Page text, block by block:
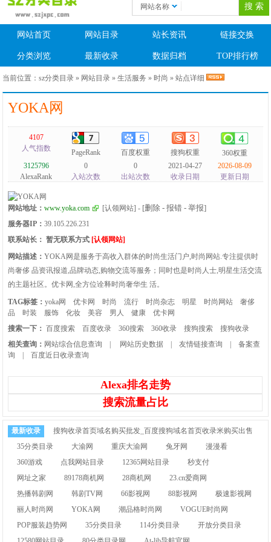
网站名称
网站首页 网站目录 站长资讯 链接交换
分类浏览 最新收录 数据归档 TOP排行榜
当前位置：sz分类目录 » 网站目录 »生活服务 » 时尚 » 站点详细
YOKA网
4107
人气指数
PageRank 百度权重 搜狗权重
360权重
3125796
AlexaRank
0
入站次数
0
出站次数
2021-04-27
收录日期
2026-08-09
更新日期
网站地址：www.yoka.com [认领网站] - [删除 - 报错 - 举报]
服务器IP：39.105.226.231
联系站长： 暂无联系方式 [认领网站]
网站描述：YOKA网是服务于高收入群体的时尚生活门户,时尚网站.专注提供时
尚奢侈 品资讯报道,品牌动态,购物交流等服务；同时也是时尚人士,明星生活交流
的主题社区。优卡网,全方位诠释时尚奢华生 活。
TAG标签：yoka网 优卡网 时尚 流行 时尚杂志 明星 时尚网站
奢侈
品
时装 服饰 化妆 美容 男人 健康
优卡网
搜索一下： 百度搜索 百度收录 360搜索 360收录 搜狗搜索
搜狗收录
相关查询： 网站综合信息查询 网站历史数据 |友情链接查询 |备案查
询
|百度近日收录查询
Alexa排名走势
搜索流量占比
最新收录
搜狗收录首页域名购买批发_百度搜狗域名首页收录米购买出售
35分类目录
大渝网 重庆大渝网 兔牙网
漫漫看
360游戏
点我网站目录 12365网站目录
秒支付
网址之家
89178商机网 28商机网
23.cn爱商网
热播韩剧网
韩剧TV网 66影视网 88影视网
极速影视网
丽人时尚网
YOKA网 潮品格时尚网
VOGUE时尚网
POP服装趋势网
35分类目录 114分类目录
开放分类目录